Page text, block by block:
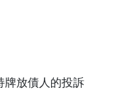
放債人的投訴